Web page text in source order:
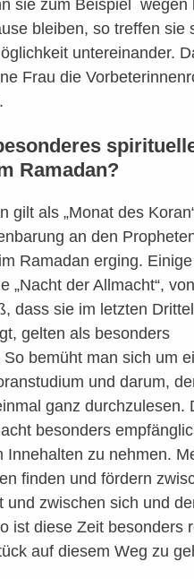
sie zum Beispiel wegen
bleiben, so treffen sie
untereinander.
Frau die
Ramadan?
gilt als „Monat des
an den
Ramadan erging.
„Nacht der Allmacht“,
dass sie im letzten
gelten als besonders
bemüht man sich um
und darum,
ganz durchzulesen.
besonders
Innehalten zu nehmen.
finden und fördern
und zwischen sich und
ist diese Zeit besonders
auf diesem Weg zu